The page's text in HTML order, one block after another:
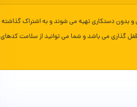
و بدون دستکاری تهیه می شوند و به اشتراک گذاشته
گذاری می باشد و شما می توانید از سلامت کدهای